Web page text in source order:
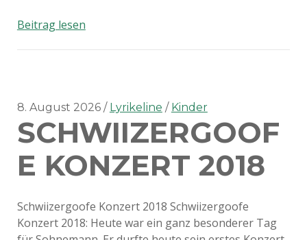
Beitrag lesenFamilienurlaub
8. August 2026 Lyrikeline Kinder
SCHWIIZERGOOF
E KONZERT 2018
Schwiizergoofe Konzert 2018 Schwiizergoofe
Konzert 2018: Heute war ein ganz besonderer Tag